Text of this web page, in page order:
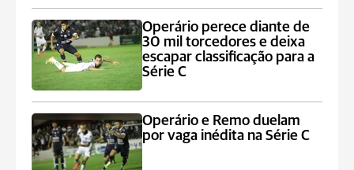
Operário perece diante de
30 mil torcedores e deixa
escapar classificação para a
Série C
Operário e Remo duelam
por vaga inédita na Série C